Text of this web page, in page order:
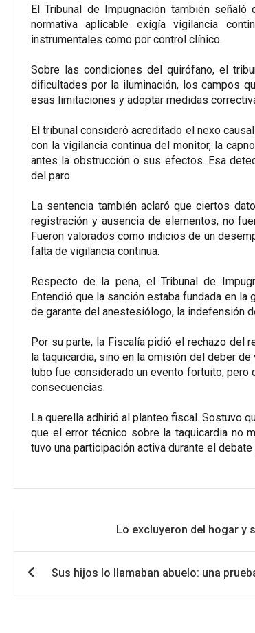
El Tribunal de Impugnación también
normativa aplicable exigía vigilancia
instrumentales como por control clínico.
Sobre las condiciones del quirófano, el
dificultades por la iluminación, los campos
esas limitaciones y adoptar medidas
El tribunal consideró acreditado el nexo
con la vigilancia continua del monitor, la
antes la obstrucción o sus efectos. Esa
del paro.
La sentencia también aclaró que ciertos
registración y ausencia de elementos, no
Fueron valorados como indicios de un
falta de vigilancia continua.
Respecto de la pena, el Tribunal de
Entendió que la sanción estaba fundada en
de garante del anestesiólogo, la indefensión
Por su parte, la Fiscalía pidió el rechazo del
la taquicardia, sino en la omisión del deber
tubo fue considerado un evento fortuito,
consecuencias.
La querella adhirió al planteo fiscal. Sostuvo
que el error técnico sobre la taquicardia no
tuvo una participación activa durante el
Navegación
entradas
Lo excluyeron del hogar y
Sus hijos lo llamaban abuelo: una